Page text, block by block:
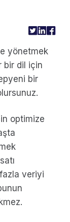
yönetmek
bir dil için
bir
optimize
veriyi